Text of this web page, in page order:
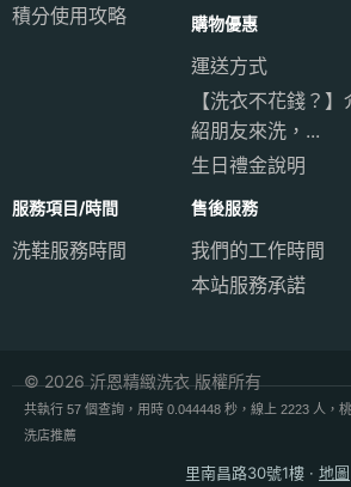
積分使用攻略
購物優惠
運送方式
【洗衣不花錢？】
紹朋友來洗，...
生日禮金說明
服務項目/時間
洗鞋服務時間
售後服務
我們的工作時間
本站服務承諾
© 2026 沂恩精緻洗衣 版權所有
共執行 57 個查詢，用時 0.044448 秒，線上 2223 人，
洗店推薦
里南昌路30號1樓 · 地圖